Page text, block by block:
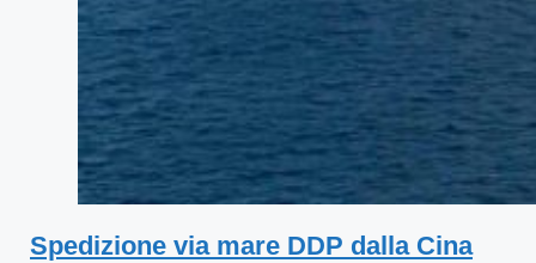
Spedizione via mare DDP dalla Cina